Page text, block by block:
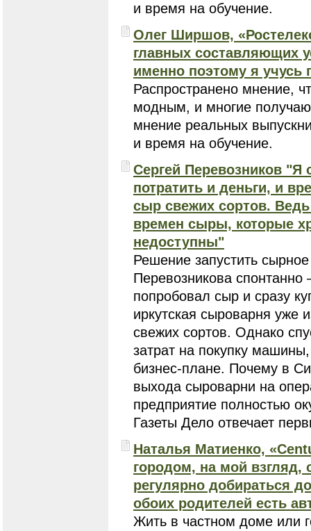
и время на обучение.
Олег Ширшов,
главных составляющих
именно поэтому я учусь
Распространено мнение,
модным, и многие
мнение реальных
и время на обучение.
Сергей Перевозников "Я
потратить и деньги, и
сыр свежих сортов. Ведь
времен сыры, которые
недоступны"
Решение запустить
Перевозникова
попробовал сыр и сразу
иркутская сыроварня уже
свежих сортов. Однако
затрат на покупку
бизнес-плане. Почему в
выхода сыроварни на
предприятие полностью
Газеты Дело отвечает
Наталья Матиенко,
городом, на мой взгляд,
регулярно добираться
обоих родителей есть
Жить в частном доме или